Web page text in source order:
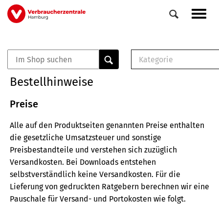
Direkt
zum
Veranstaltungen
0
Elemente
Kategorie
Broschüre
Buch
Bestellhinweise
Preise
Alle auf den Produktseiten genannten Preise enthalten
die gesetzliche Umsatzsteuer und sonstige
Preisbestandteile und verstehen sich zuzüglich
Versandkosten. Bei Downloads entstehen
selbstverständlich keine Versandkosten. Für die
Lieferung von gedruckten Ratgebern berechnen wir eine
Pauschale für Versand- und Portokosten wie folgt.